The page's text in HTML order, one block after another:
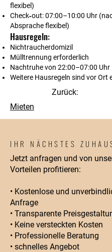
flexibel)
Check‑out: 07:00–10:00 Uhr
Absprache flexibel)
Hausregeln:
Nichtraucherdomizil
Mülltrennung erforderlich
Nachtruhe von 22:00–07:00 Uhr
Weitere Hausregeln sind vor Ort
Zurück:
Mieten
IHR NÄCHSTES
Jetzt anfragen und von
Vorteilen profitieren:
• Kostenlose und
Anfrage
• Transparente
• Keine versteckten Kosten
• Professionelle Beratung
• schnelles Angebot